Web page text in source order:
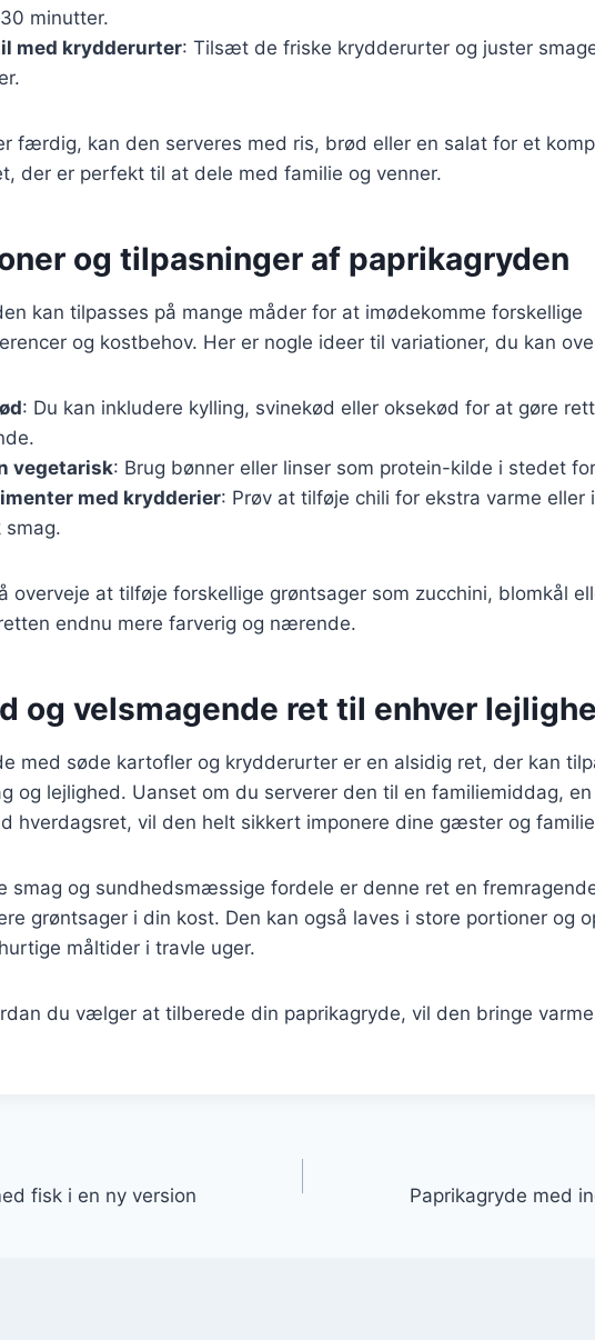
minutter.
med krydderurter: Tilsæt de friske krydderurter og juster
færdig, kan den serveres med ris, brød eller en salat for et
der er perfekt til at dele med familie og venner.
og tilpasninger af paprikagryden
kan tilpasses på mange måder for at imødekomme forskellige
og kostbehov. Her er nogle ideer til variationer, du kan
: Du kan inkludere kylling, svinekød eller oksekød for at gøre
vegetarisk: Brug bønner eller linser som protein-kilde i stedet
med krydderier: Prøv at tilføje chili for ekstra varme
smag.
overveje at tilføje forskellige grøntsager som zucchini, blomkål
endnu mere farverig og nærende.
og velsmagende ret til enhver
med søde kartofler og krydderurter er en alsidig ret, der kan
og lejlighed. Uanset om du serverer den til en familiemiddag,
hverdagsret, vil den helt sikkert imponere dine gæster og
smag og sundhedsmæssige fordele er denne ret en
grøntsager i din kost. Den kan også laves i store portioner og
måltider i travle uger.
du vælger at tilberede din paprikagryde, vil den bringe
fisk i en ny version Paprikagryde med